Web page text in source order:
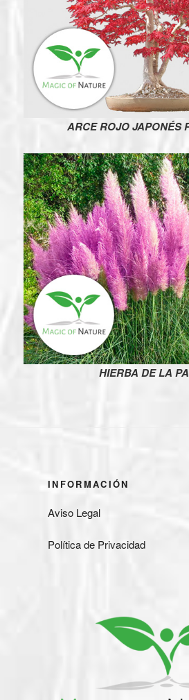
ARCE ROJO JAPONÉS
HIERBA DE LA
INFORMACIÓN
Aviso Legal
Política de Privacidad